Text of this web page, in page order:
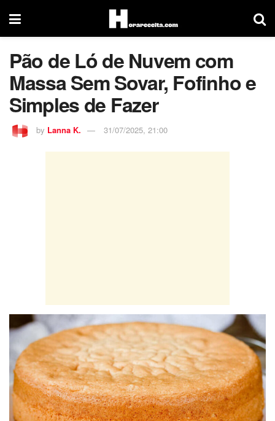
Pão de Ló de Nuvem com
Massa Sem Sovar, Fofinho e
Simples de Fazer
by Lanna K. 31/07/2025, 21:00